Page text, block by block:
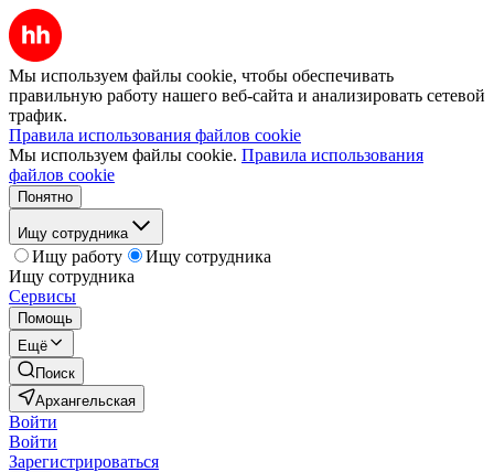
Мы используем файлы cookie, чтобы обеспечивать
правильную работу нашего веб-сайта и анализировать сетевой
трафик.
Правила использования файлов cookie
Мы используем файлы cookie. Правила использования
файлов cookie
Понятно
Ищу сотрудника
Ищу работу
Ищу сотрудника
Ищу сотрудника
Сервисы
Помощь
Ещё
Поиск
Архангельская
Войти
Войти
Зарегистрироваться